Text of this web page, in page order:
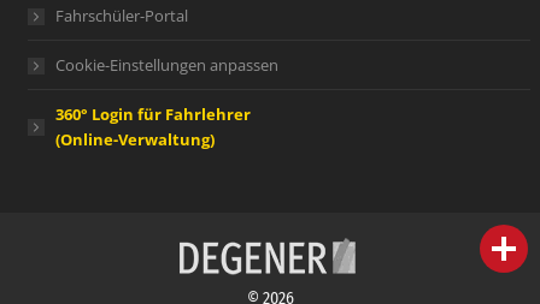
Fahrschüler-Portal
Cookie-Einstellungen anpassen
360° Login für Fahrlehrer
(Online-Verwaltung)
© 2026
person IHR FACHBERATER